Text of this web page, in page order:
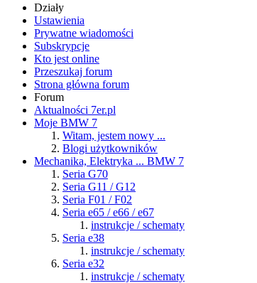
Działy
Ustawienia
Prywatne wiadomości
Subskrypcje
Kto jest online
Przeszukaj forum
Strona główna forum
Forum
Aktualności 7er.pl
Moje BMW 7
Witam, jestem nowy ...
Blogi użytkowników
Mechanika, Elektryka ... BMW 7
Seria G70
Seria G11 / G12
Seria F01 / F02
Seria e65 / e66 / e67
instrukcje / schematy
Seria e38
instrukcje / schematy
Seria e32
instrukcje / schematy